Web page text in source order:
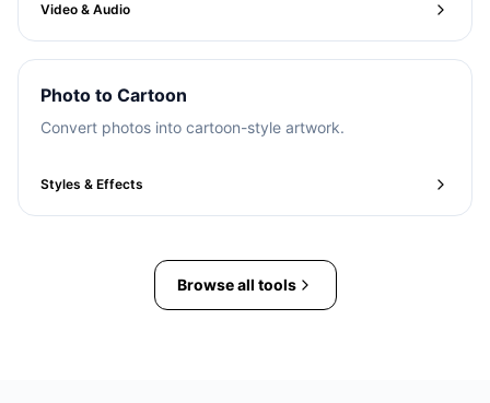
Video & Audio
Photo to Cartoon
Convert photos into cartoon-style artwork.
Styles & Effects
Browse all tools